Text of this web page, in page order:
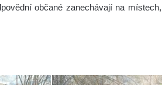
občané zanechávají na místech,